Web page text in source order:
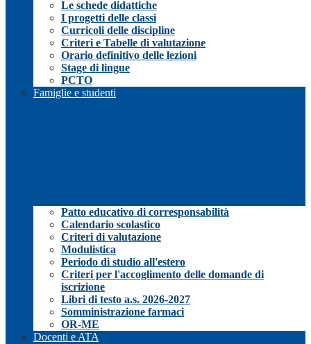
Le schede didattiche
I progetti delle classi
Curricoli delle discipline
Criteri e Tabelle di valutazione
Orario definitivo delle lezioni
Stage di lingue
PCTO
Famiglie e studenti
Patto educativo di corresponsabilità
Calendario scolastico
Criteri di valutazione
Modulistica
Periodo di studio all'estero
Criteri per l'accoglimento delle domande di
iscrizione
Libri di testo a.s. 2026-2027
Somministrazione farmaci
OR-ME
Docenti e ATA